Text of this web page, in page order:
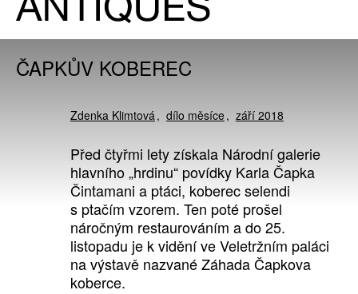
ČAPKŮV KOBEREC
Zdenka Klimtová dílo měsíce září 2018
Před čtyřmi lety získala Národní galerie
hlavního „hrdinu“ povídky Karla Čapka
Čintamani a ptáci, koberec selendi
s ptačím vzorem. Ten poté prošel
náročným restaurováním a do 25.
listopadu je k vidění ve Veletržním paláci
na výstavě nazvané Záhada Čapkova
koberce.